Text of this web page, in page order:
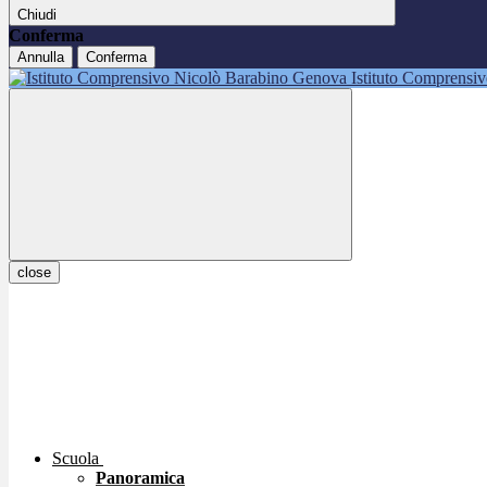
Chiudi
Conferma
Annulla Conferma
Istituto
close
Scuola
Panoramica